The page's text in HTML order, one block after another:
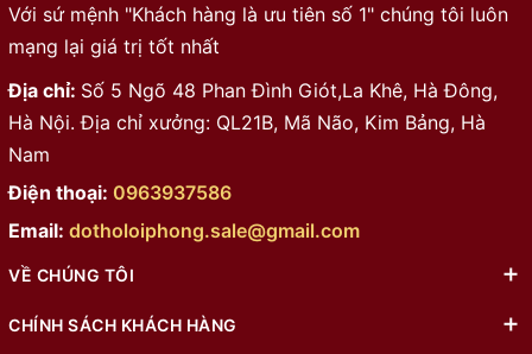
Với sứ mệnh "Khách hàng là ưu tiên số 1" chúng tôi luôn
mạng lại giá trị tốt nhất
Địa chỉ: Số 5 Ngõ 48 Phan Đình Giót,La Khê, Hà Đông,
Hà Nội. Địa chỉ xưởng: QL21B, Mã Não, Kim Bảng, Hà
Nam
Điện thoại: 0963937586
Email: dotholoiphong.sale@gmail.com
VỀ CHÚNG TÔI
CHÍNH SÁCH KHÁCH HÀNG